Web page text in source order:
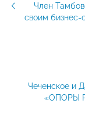
Член
своим бизнес-
Чеченское и
«ОПОРЫ